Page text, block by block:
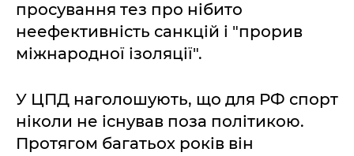
просування тез про нібито
неефективність санкцій і "прорив
міжнародної ізоляції".
У ЦПД наголошують, що для РФ спорт
ніколи не існував поза політикою.
Протягом багатьох років він